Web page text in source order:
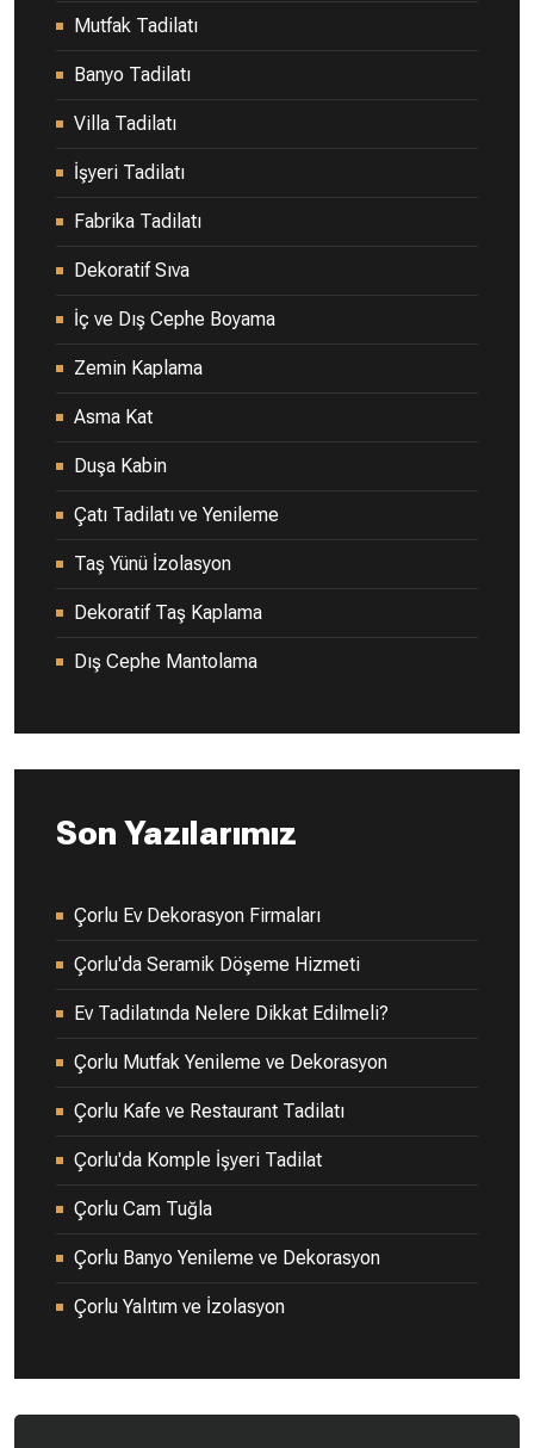
Mutfak Tadilatı
Banyo Tadilatı
Villa Tadilatı
İşyeri Tadilatı
Fabrika Tadilatı
Dekoratif Sıva
İç ve Dış Cephe Boyama
Zemin Kaplama
Asma Kat
Duşa Kabin
Çatı Tadilatı ve Yenileme
Taş Yünü İzolasyon
Dekoratif Taş Kaplama
Dış Cephe Mantolama
Son Yazılarımız
Çorlu Ev Dekorasyon Firmaları
Çorlu'da Seramik Döşeme Hizmeti
Ev Tadilatında Nelere Dikkat Edilmeli?
Çorlu Mutfak Yenileme ve Dekorasyon
Çorlu Kafe ve Restaurant Tadilatı
Çorlu'da Komple İşyeri Tadilat
Çorlu Cam Tuğla
Çorlu Banyo Yenileme ve Dekorasyon
Çorlu Yalıtım ve İzolasyon